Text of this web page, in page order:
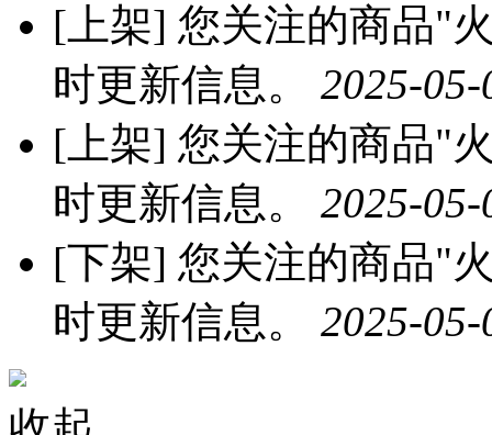
[上架] 您关注的商品"
时更新信息。 2025-
[上架] 您关注的商品"
时更新信息。 2025-
[下架] 您关注的商品"
时更新信息。 2025-